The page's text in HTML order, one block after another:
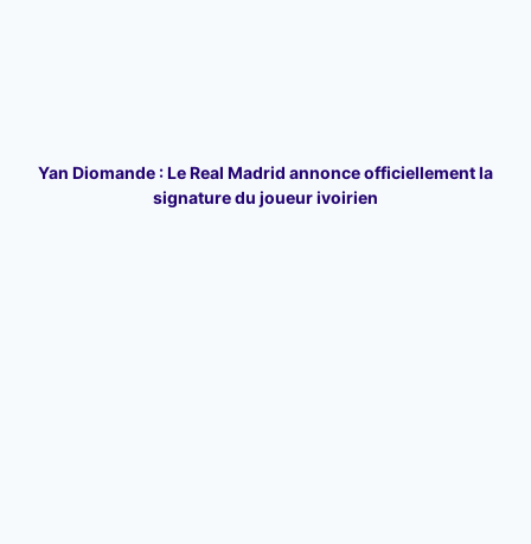
Yan Diomande : Le Real Madrid annonce officiellement la
signature du joueur ivoirien